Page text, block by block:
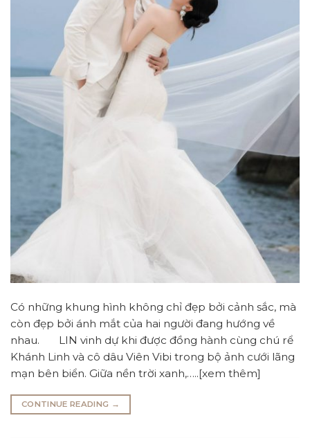
Có những khung hình không chỉ đẹp bởi cảnh sắc, mà
còn đẹp bởi ánh mắt của hai người đang hướng về
nhau. LIN vinh dự khi được đồng hành cùng chú rể
Khánh Linh và cô dâu Viên Vibi trong bộ ảnh cưới lãng
mạn bên biển. Giữa nền trời xanh,…..[xem thêm]
CONTINUE READING →